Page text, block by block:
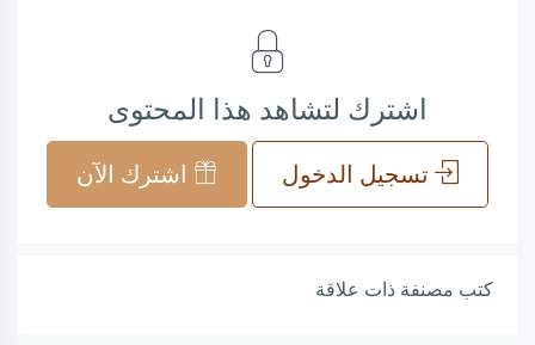
اشترك لتشاهد هذا المحتوى
تسجيل الدخول اشترك الآن
كتب مصنفة ذات علاقة